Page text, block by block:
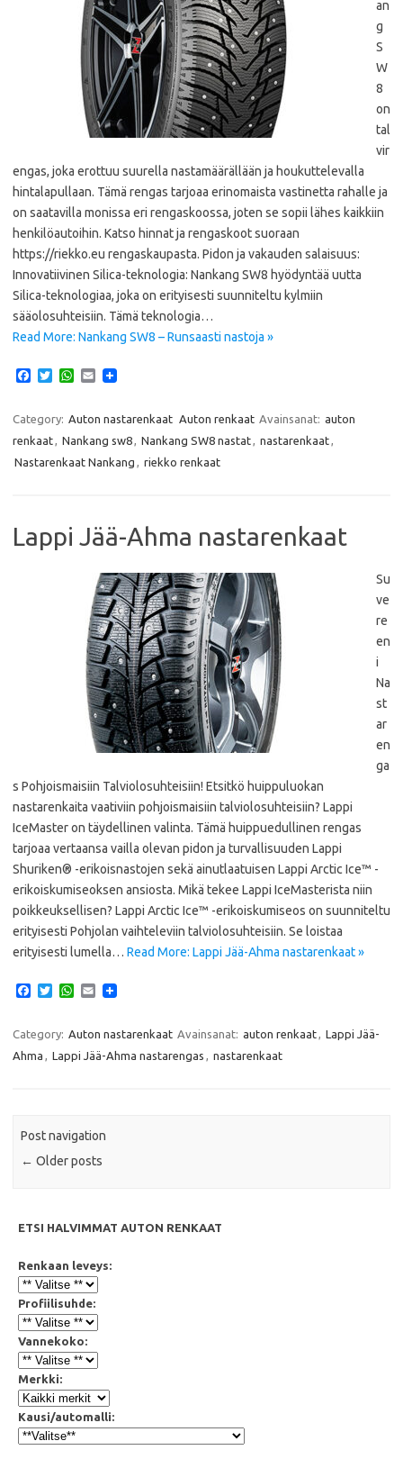
an
g
S
W
8
on
tal
vir
engas, joka erottuu suurella nastamäärällään ja houkuttelevalla
hintalapullaan. Tämä rengas tarjoaa erinomaista vastinetta rahalle ja
on saatavilla monissa eri rengaskoossa, joten se sopii lähes kaikkiin
henkilöautoihin. Katso hinnat ja rengaskoot suoraan
https://riekko.eu rengaskaupasta. Pidon ja vakauden salaisuus:
Innovatiivinen Silica-teknologia: Nankang SW8 hyödyntää uutta
Silica-teknologiaa, joka on erityisesti suunniteltu kylmiin
sääolosuhteisiin. Tämä teknologia…
Read More: Nankang SW8 – Runsaasti nastoja »
e
b
o
o
T
t
e
r
W
t
A
p
E
i
Category: Auton nastarenkaat Auton renkaat Avainsanat: auton
renkaat
Nankang sw8 Nankang SW8 nastat nastarenkaat
Nastarenkaat Nankang
riekko renkaat
Lappi Jää-Ahma nastarenkaat
Su
ve
re
en
i
Na
st
ar
en
ga
s Pohjoismaisiin Talviolosuhteisiin! Etsitkö huippuluokan
nastarenkaita vaativiin pohjoismaisiin talviolosuhteisiin? Lappi
IceMaster on täydellinen valinta. Tämä huippuedullinen rengas
tarjoaa vertaansa vailla olevan pidon ja turvallisuuden Lappi
Shuriken® -erikoisnastojen sekä ainutlaatuisen Lappi Arctic Ice™ -
erikoiskumiseoksen ansiosta. Mikä tekee Lappi IceMasterista niin
poikkeuksellisen? Lappi Arctic Ice™ -erikoiskumiseos on suunniteltu
erityisesti Pohjolan vaihteleviin talviolosuhteisiin. Se loistaa
erityisesti lumella… Read More: Lappi Jää-Ahma nastarenkaat »
e
o
T
t
t
e
W
t
s
A
E
i
l
Category: Auton nastarenkaat Avainsanat: auton renkaat
Lappi Jää-
Ahma
Lappi Jää-Ahma nastarengas nastarenkaat
Post navigation
← Older posts
ETSI HALVIMMAT AUTON RENKAAT
Renkaan leveys:
Profiilisuhde:
Vannekoko:
Merkki:
Kausi/automalli: